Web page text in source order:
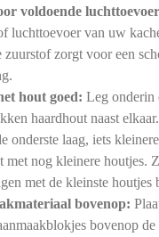
voldoende
luchttoevoer van uw
zuurstof zorgt voor een
hout goed: Leg onderin
haardhout naast
onderste laag, iets
met nog kleinere houtjes.
met de kleinste houtjes
bovenop:
bovenop